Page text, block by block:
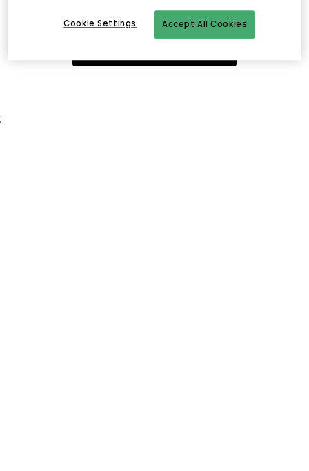
;
Accept All Cookies
Cookie Settings